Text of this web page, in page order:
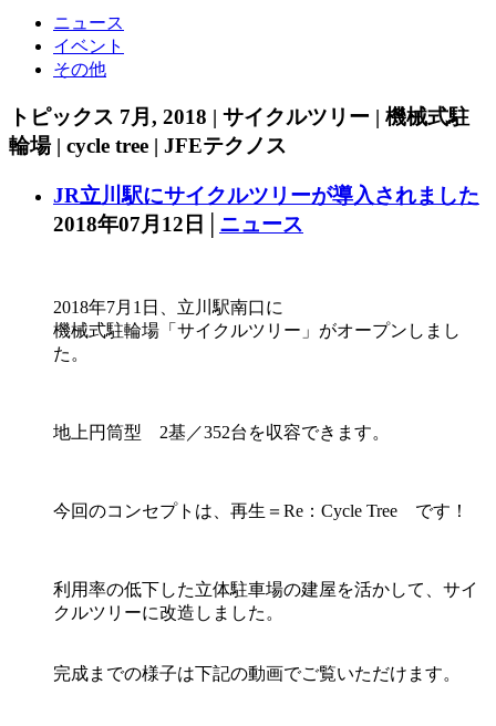
ニュース
イベント
その他
トピックス 7月, 2018 | サイクルツリー | 機械式駐
輪場 | cycle tree | JFEテクノス
JR立川駅にサイクルツリーが導入されました
2018年07月12日│ ニュース
2018年7月1日、立川駅南口に
機械式駐輪場「サイクルツリー」がオープンしまし
た。
地上円筒型 2基／352台を収容できます。
今回のコンセプトは、再生＝Re：Cycle Tree です！
利用率の低下した立体駐車場の建屋を活かして、サイ
クルツリーに改造しました。
完成までの様子は下記の動画でご覧いただけます。